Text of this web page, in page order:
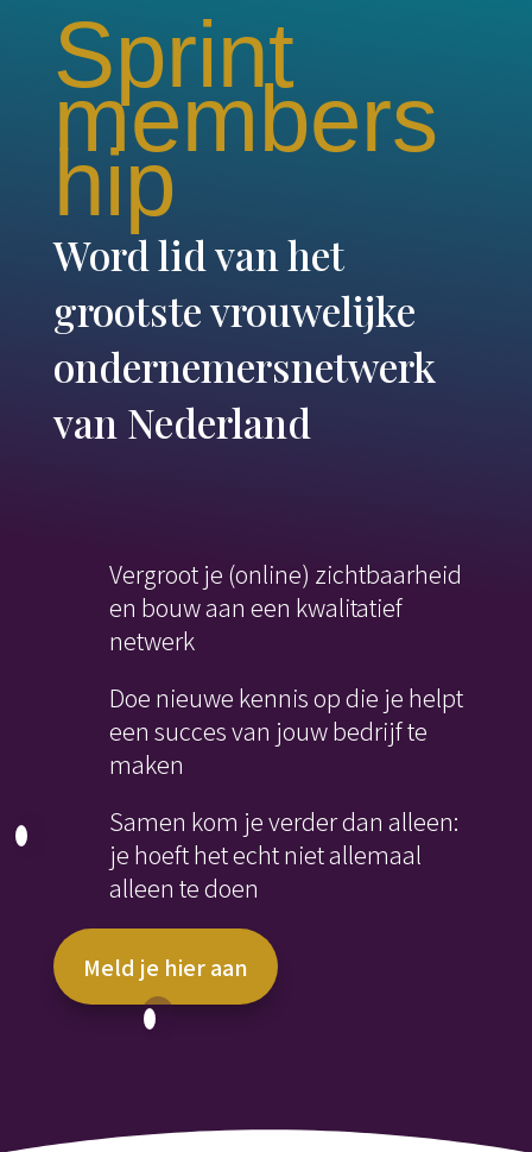
Sprint
members
hip
Word lid van het
grootste vrouwelijke
ondernemersnetwerk
van Nederland
Vergroot je (online) zichtbaarheid
en bouw aan een kwalitatief
netwerk
Doe nieuwe kennis op die je helpt
een succes van jouw bedrijf te
maken
Samen kom je verder dan alleen:
je hoeft het echt niet allemaal
alleen te doen
Meld je hier aan